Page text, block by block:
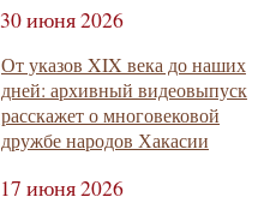
30 июня 2026
От указов XIX века до наших
дней: архивный видеовыпуск
расскажет о многовековой
дружбе народов Хакасии
17 июня 2026